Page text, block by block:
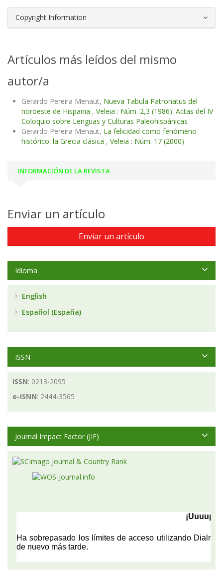
Copyright Information
Artículos más leídos del mismo
autor/a
Gerardo Pereira Menaut, Nueva Tabula Patronatus del
noroeste de Hispania , Veleia : Núm. 2,3 (1986): Actas del IV
Coloquio sobre Lenguas y Culturas Paleohispánicas
Gerardo Pereira Menaut, La felicidad como fenómeno
histórico: la Grecia clásica , Veleia : Núm. 17 (2000)
INFORMACIÓN DE LA REVISTA
Enviar un artículo
Enviar un artículo
Idioma
English
Español (España)
ISSN
ISSN: 0213-2095
e-ISNN: 2444-3565
Journal Impact Factor (JIF)